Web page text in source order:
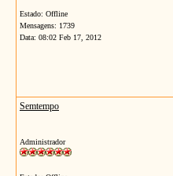
Estado: Offline
Mensagens: 1739
Data: 08:02 Feb 17, 2012
Semtempo
Administrador